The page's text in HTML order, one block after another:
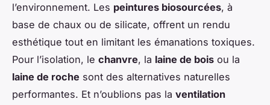
l’environnement. Les peintures biosourcées, à
base de chaux ou de silicate, offrent un rendu
esthétique tout en limitant les émanations toxiques.
Pour l’isolation, le chanvre, la laine de bois ou la
laine de roche sont des alternatives naturelles
performantes. Et n’oublions pas la ventilation